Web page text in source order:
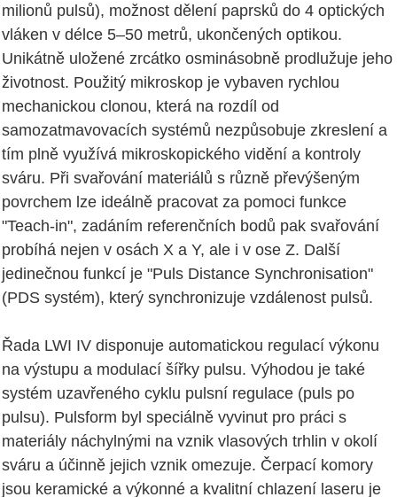
milionů pulsů), možnost dělení paprsků do 4 optických
vláken v délce 5–50 metrů, ukončených optikou.
Unikátně uložené zrcátko osminásobně prodlužuje jeho
životnost. Použitý mikroskop je vybaven rychlou
mechanickou clonou, která na rozdíl od
samozatmavovacích systémů nezpůsobuje zkreslení a
tím plně využívá mikroskopického vidění a kontroly
sváru. Při svařování materiálů s různě převýšeným
povrchem lze ideálně pracovat za pomoci funkce
"Teach-in", zadáním referenčních bodů pak svařování
probíhá nejen v osách X a Y, ale i v ose Z. Další
jedinečnou funkcí je "Puls Distance Synchronisation"
(PDS systém), který synchronizuje vzdálenost pulsů.
Řada LWI IV disponuje automatickou regulací výkonu
na výstupu a modulací šířky pulsu. Výhodou je také
systém uzavřeného cyklu pulsní regulace (puls po
pulsu). Pulsform byl speciálně vyvinut pro práci s
materiály náchylnými na vznik vlasových trhlin v okolí
sváru a účinně jejich vznik omezuje. Čerpací komory
jsou keramické a výkonné a kvalitní chlazení laseru je